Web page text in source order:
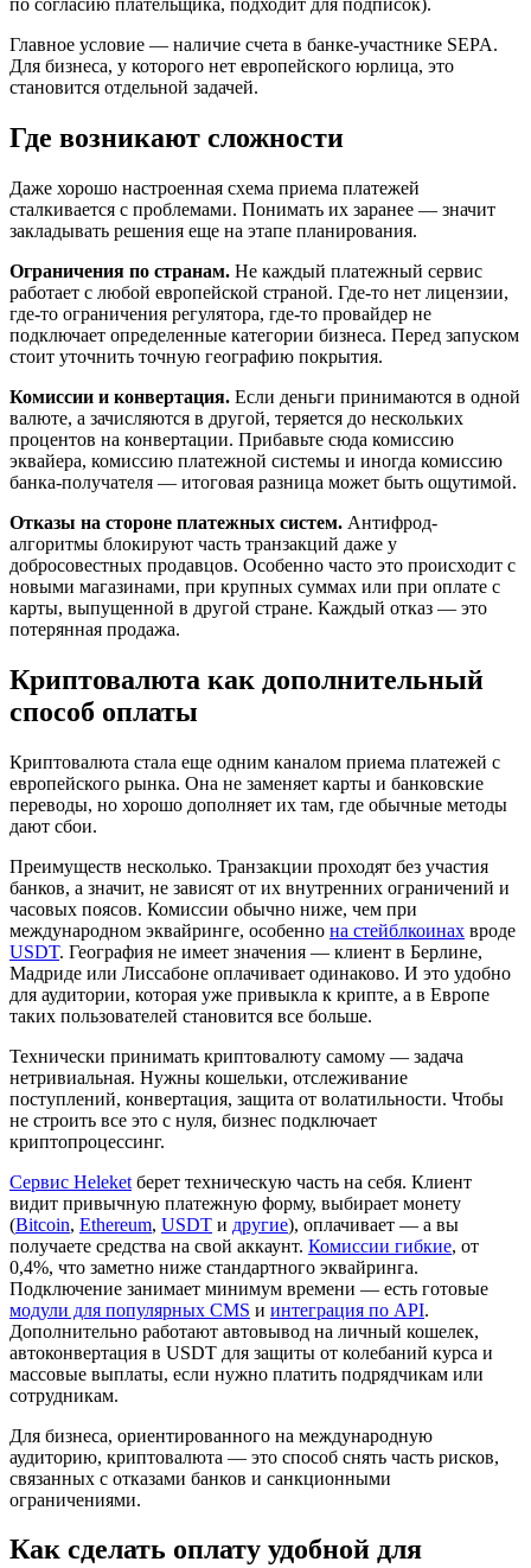
Главное условие — наличие счета в банке-участнике SEPA.
Для бизнеса, у которого нет европейского юрлица, это
становится отдельной задачей.
Где возникают сложности
Даже хорошо настроенная схема приема платежей
сталкивается с проблемами. Понимать их заранее — значит
закладывать решения еще на этапе планирования.
Ограничения по странам. Не каждый платежный сервис
работает с любой европейской страной. Где-то нет лицензии,
где-то ограничения регулятора, где-то провайдер не
подключает определенные категории бизнеса. Перед запуском
стоит уточнить точную географию покрытия.
Комиссии и конвертация. Если деньги принимаются в одной
валюте, а зачисляются в другой, теряется до нескольких
процентов на конвертации. Прибавьте сюда комиссию
эквайера, комиссию платежной системы и иногда комиссию
банка-получателя — итоговая разница может быть ощутимой.
Отказы на стороне платежных систем. Антифрод-
алгоритмы блокируют часть транзакций даже у
добросовестных продавцов. Особенно часто это происходит с
новыми магазинами, при крупных суммах или при оплате с
карты, выпущенной в другой стране. Каждый отказ — это
потерянная продажа.
Криптовалюта как дополнительный
способ оплаты
Криптовалюта стала еще одним каналом приема платежей с
европейского рынка. Она не заменяет карты и банковские
переводы, но хорошо дополняет их там, где обычные методы
дают сбои.
Преимуществ несколько. Транзакции проходят без участия
банков, а значит, не зависят от их внутренних ограничений и
часовых поясов. Комиссии обычно ниже, чем при
международном эквайринге, особенно на стейблкоинах вроде
USDT. География не имеет значения — клиент в Берлине,
Мадриде или Лиссабоне оплачивает одинаково. И это удобно
для аудитории, которая уже привыкла к крипте, а в Европе
таких пользователей становится все больше.
Технически принимать криптовалюту самому — задача
нетривиальная. Нужны кошельки, отслеживание
поступлений, конвертация, защита от волатильности. Чтобы
не строить все это с нуля, бизнес подключает
криптопроцессинг.
Сервис Heleket берет техническую часть на себя. Клиент
видит привычную платежную форму, выбирает монету
(Bitcoin, Ethereum, USDT и другие), оплачивает — а вы
получаете средства на свой аккаунт. Комиссии гибкие, от
0,4%, что заметно ниже стандартного эквайринга.
Подключение занимает минимум времени — есть готовые
модули для популярных CMS и интеграция по API.
Дополнительно работают автовывод на личный кошелек,
автоконвертация в USDT для защиты от колебаний курса и
массовые выплаты, если нужно платить подрядчикам или
сотрудникам.
Для бизнеса, ориентированного на международную
аудиторию, криптовалюта — это способ снять часть рисков,
связанных с отказами банков и санкционными
ограничениями.
Как сделать оплату удобной для